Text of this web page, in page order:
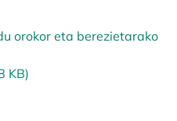
orokor eta berezietarako
KB)